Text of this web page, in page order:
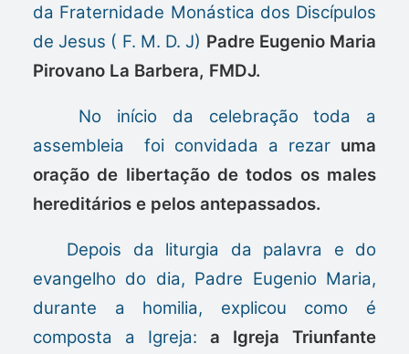
da Fraternidade Monástica dos Discípulos
de Jesus ( F. M. D. J) Padre Eugenio Maria
Pirovano La Barbera, FMDJ.
No início da celebração toda a
assembleia foi convidada a rezar uma
oração de libertação de todos os males
hereditários e pelos antepassados.
Depois da liturgia da palavra e do
evangelho do dia, Padre Eugenio Maria,
durante a homilia, explicou como é
composta a Igreja: a Igreja Triunfante